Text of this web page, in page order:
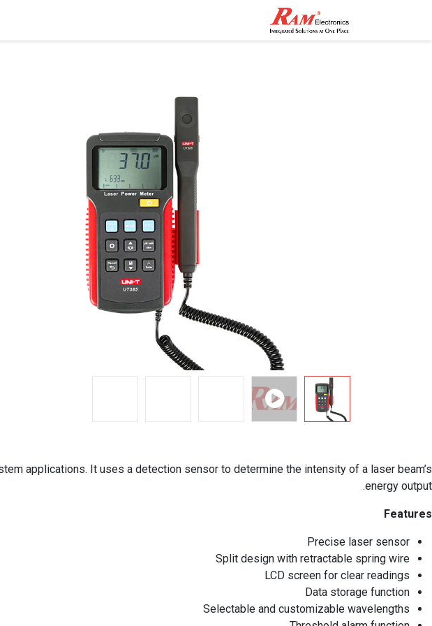
applications. It uses a detection sensor to determine the intensity of a laser beam’s
energy output.
Features
Precise laser sensor
Split design with retractable spring wire
LCD screen for clear readings
Data storage function
Selectable and customizable wavelengths